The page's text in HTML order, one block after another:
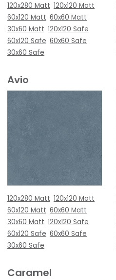
120x280 Matt 120x120 Matt
60x120 Matt 60x60 Matt
30x60 Matt 120x120 Safe
60x120 Safe 60x60 Safe
30x60 Safe
Avio
120x280 Matt 120x120 Matt
60x120 Matt 60x60 Matt
30x60 Matt 120x120 Safe
60x120 Safe 60x60 Safe
30x60 Safe
Caramel